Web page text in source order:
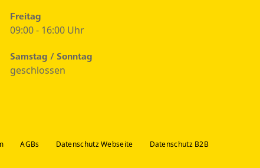
Freitag
09:00 - 16:00 Uhr
Samstag / Sonntag
geschlossen
AGBs Datenschutz Webseite Datenschutz B2B